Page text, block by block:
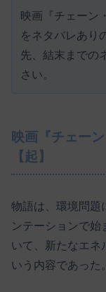
映画『チェーン
をネタバレあり
先、結末までの
さい。
映画『チェー
【起】
物語は、環境問題
ンテーションで始
いて、新たなエネ
いう内容であった。